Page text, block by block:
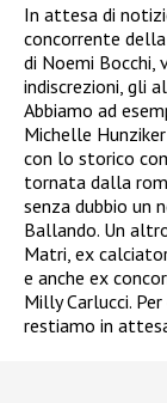
In attesa di
concorrente della
di Noemi Bocchi,
indiscrezioni, gli
Abbiamo ad
Michelle
con lo storico
tornata dalla
senza dubbio un
Ballando. Un
Matri, ex
e anche ex
Milly Carlucci.
restiamo in